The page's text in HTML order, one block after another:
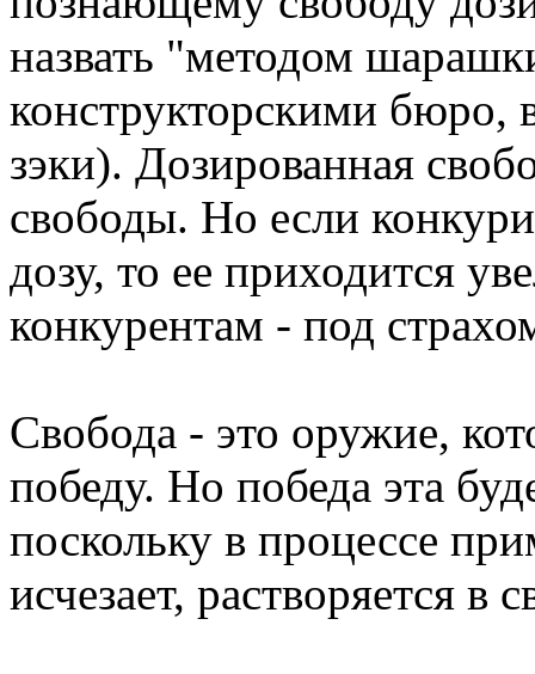
назвать "методом
конструкторскими бюро,
зэки). Дозированная
свободы. Но если
дозу, то ее приходится
конкурентам - под
Свобода - это оружие,
победу. Но победа эта
поскольку в процессе
исчезает, растворяется в